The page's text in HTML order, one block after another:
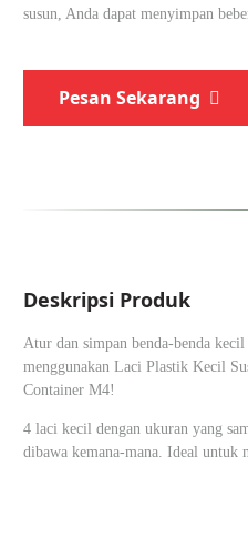
susun, Anda dapat menyimpan
Pesan Sekarang
Deskripsi Produk
Atur dan simpan benda-benda
menggunakan Laci Plastik Kecil
Container M4!
4 laci kecil dengan ukuran yang
dibawa kemana-mana. Ideal untuk